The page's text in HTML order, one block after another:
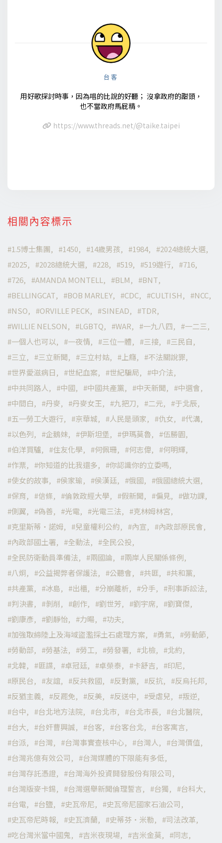
台客
用好歌探討時事，因為唱的比說的好聽； 沒拿政府的甜頭，
也不當政府馬屁精。
https://www.threads.net/@taike.taipei
相關內容標示
1.5博士集團 1450 14歲男孩 1984
2024總統大選
2025
2028總統大選 228 519 519遊行
716
726
AMANDA MONTELL BLM
BNT
BELLINGCAT
BOB MARLEY CDC CULTISH
NCC
NSO
ORVILLE PECK SINEAD
TDR
WILLIE NELSON
LGBTQ WAR 一九八四
一二三
一個人也可以
一夜情 三位一體 三接
三民自
三立
三立新聞 三立村姑 上癮
不法關說罪
世界愛滋病日
世紀血案 世紀騙局
中介法
中共同路人
中國 中國共產黨 中天新聞
中選會
中間白
丹麥 丹麥女王 九把刀 二元
于北辰
五一勞工大遊行
京華城 人民是頭家 仇女
代溝
以色列
企鵝妹 伊斯坦堡 伊瑪莫魯
伍勝園
伯洋買驢
住友化學 何佩珊 何志偉
何明輝
作票
你知道的比我還多
你認識你的立委嗎
使女的故事
侯家瑜 侯漢廷 俄國
俄國總統大選
保育
信條 倫敦政經大學 假新聞 偏見
做功課
側翼
偽善 光電 光電三法
克林姆林宮
克里斯蒂·諾姆
兒童權利公約 內宣
內政部原民會
內政部國土署
全動法
全民公投
全民防衛動員準備法
兩國論
兩岸人民關係條例
八炯
公益揭弊者保護法 公聽會 共匪
共和黨
共產黨
冰島 出櫃 分崩離析 分手
刑事訴訟法
判決書
剝削 創作 劉世芳 劉宇席
劉寶傑
劉康彥
劉靜怡 力暘
功夫
加強取締陸上及海域盜濫採土石處理方案
勇氣
勞動節
勞動部
勞基法 勞工 勞發署 北檢
北約
北韓
匪諜 卓冠廷 卓榮泰 卡舒吉
印尼
原民台
友誼 反共救國 反對黨 反抗
反烏托邦
反猶主義
反罷免 反美 反送中 受虐兒
叛逆
台中
台北地方法院 台北市 台北市長
台北醫院
台大
台奸曹興誠 台客 台客台北
台客寓言
台派
台灣 台灣事實查核中心 台灣人
台灣價值
台灣兆億有效公司
台灣媒體的下限能有多低
台灣存託憑證
台灣海外投資開發股份有限公司
台灣版麥卡錫
台灣選舉新聞倫理誓言 台獨
台科大
台電
台鹽 史瓦帝尼
史瓦帝尼國家石油公司
史瓦帝尼時報
史瓦濟蘭 史蒂芬·米勒
司法改革
吃台灣米當中國鬼
吉米夜現場 吉米金莫 同志